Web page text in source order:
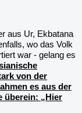
aus Ur, Ekbatana
wo das Volk
war - gelang es
von der
es aus der
überein: „Hier